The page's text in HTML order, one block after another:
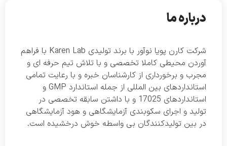
درباره ما
شرکت کارن پویا نوآور با برند تولیدی Karen Lab با فراهم
آوردن محیطی کاملا تخصصی و با تلاش تیم حرفه ای و
مجرب و برخورداری از کارشناسان خبره و با رعایت تمامی
استانداردهای بین المللی از جمله استاندارد GMP و
استانداردهای 17025 و با داشتن سابقه تخصصی در
تولید و اجرای سکوبندی آزمایشگاهی و هود آزمایشگاهی
در بین تولیدکنندگان بی واسطه خوش درخشیده است.